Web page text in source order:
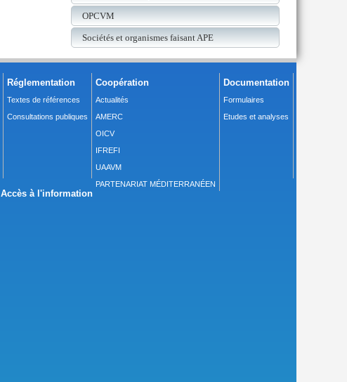
OPCVM
Sociétés et organismes faisant APE
Réglementation
Textes de références
Consultations publiques
Coopération
Actualités
AMERC
OICV
IFREFI
UAAVM
PARTENARIAT MÉDITERRANÉEN
Documentation
Formulaires
Etudes et analyses
Accès à l'information